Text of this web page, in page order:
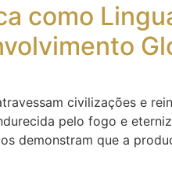
como
civilizações e
pelo fogo e
demonstram que a